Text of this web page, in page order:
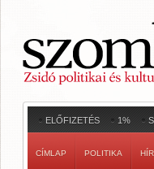
ELŐFIZETÉS 1%
CÍMLAP POLITIKA